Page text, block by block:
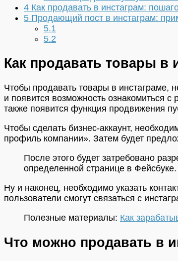
4 Как продавать в инстаграм:
5 Продающий пост в инстаграм:
5.1
5.2
Как продавать товары в
Чтобы продавать товары в инстаграме,
и появится возможность ознакомиться
также появится функция продвижения
Чтобы сделать бизнес-аккаунт,
профиль компании». Затем будет
После этого будет затребовано
определенной странице в Фейсбуке.
Ну и наконец, необходимо указать
пользователи смогут связаться с
Полезные материалы: Как
Что можно продавать в